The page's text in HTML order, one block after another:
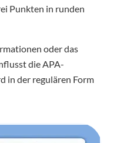
Punkten in runden
oder das
die APA-
in der regulären Form